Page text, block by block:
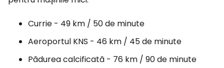
Currie - 49 km / 50 de minute
Aeroportul KNS - 46 km / 45 de minute
Pădurea calcificată - 76 km / 90 de minute